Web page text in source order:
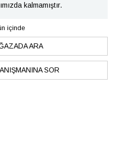
kalmamıştır.
içinde
ARA
SOR